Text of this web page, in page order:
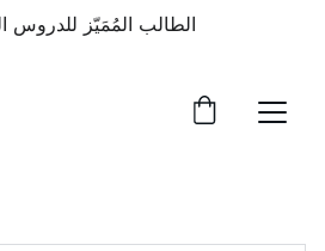
الطالب المُمَيّز